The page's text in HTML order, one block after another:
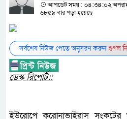
আপডেট সময় : ০৪:৩৪:০২
৬৮৫৯ বার পড়া হয়েছে
সর্বশেষ নিউজ পেতে অনুসরণ করুনগুগল
ডেস্ক রিপোর্ট::
ইউরোপে করোনাভাইরাস সংকটের